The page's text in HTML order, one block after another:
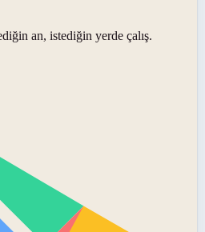
an, istediğin yerde çalış.